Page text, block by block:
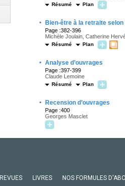
Résumé Plan
· Bien-être à la retraite
Page :382-396
Michèle Joulain, Catherine
Résumé Plan
· Analyse d’ouvrages
Page :397-399
Claude Lemoine
Résumé Plan
· Recension d’ouvrages
Page :400
Georges Masclet
REVUES LIVRES NOS FORMULES